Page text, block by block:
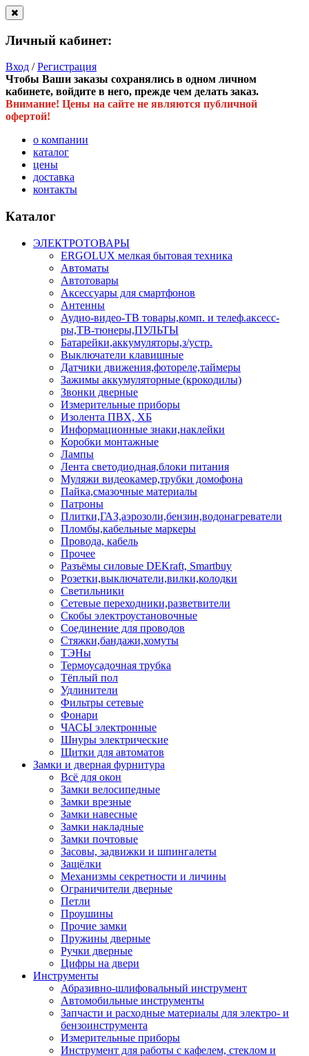
Личный кабинет:
Вход /Регистрация
Чтобы Ваши заказы сохранялись в одном личном
кабинете, войдите в него, прежде чем делать заказ.
Внимание! Цены на сайте не являются публичной
офертой!
о компании
каталог
цены
доставка
контакты
Каталог
ЭЛЕКТРОТОВАРЫ
ERGOLUX мелкая бытовая техника
Автоматы
Автотовары
Аксессуары для смартфонов
Антенны
Аудио-видео-ТВ товары,комп. и телеф.аксесс-
ры,ТВ-тюнеры,ПУЛЬТЫ
Батарейки,аккумуляторы,з/устр.
Выключатели клавишные
Датчики движения,фотореле,таймеры
Зажимы аккумуляторные (крокодилы)
Звонки дверные
Измерительные приборы
Изолента ПВХ, ХБ
Информационные знаки,наклейки
Коробки монтажные
Лампы
Лента светодиодная,блоки питания
Муляжи видеокамер,трубки домофона
Пайка,смазочные материалы
Патроны
Плитки,ГАЗ,аэрозоли,бензин,водонагреватели
Пломбы,кабельные маркеры
Провода, кабель
Прочее
Разъёмы силовые DEKraft, Smartbuy
Розетки,выключатели,вилки,колодки
Светильники
Сетевые переходники,разветвители
Скобы электроустановочные
Соединение для проводов
Стяжки,бандажи,хомуты
ТЭНы
Термоусадочная трубка
Тёплый пол
Удлинители
Фильтры сетевые
Фонари
ЧАСЫ электронные
Шнуры электрические
Щитки для автоматов
Замки и дверная фурнитура
Всё для окон
Замки велосипедные
Замки врезные
Замки навесные
Замки накладные
Замки почтовые
Засовы, задвижки и шпингалеты
Защёлки
Механизмы секретности и личины
Ограничители дверные
Петли
Проушины
Прочие замки
Пружины дверные
Ручки дверные
Цифры на двери
Инструменты
Абразивно-шлифовальный инструмент
Автомобильные инструменты
Запчасти и расходные материалы для электро- и
бензоинструмента
Измерительные приборы
Инструмент для работы с кафелем, стеклом и